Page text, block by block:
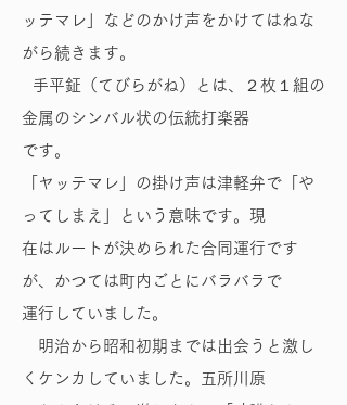
ッテマレ」などのかけ声をかけてはねな
がら続きます。
手平鉦（てびらがね）とは、２枚１組の
金属のシンバル状の伝統打楽器
です。
「ヤッテマレ」の掛け声は津軽弁で「や
ってしまえ」という意味です。現
在はルートが決められた合同運行です
が、かつては町内ごとにバラバラで
運行していました。
明治から昭和初期までは出会うと激し
くケンカしていました。五所川原